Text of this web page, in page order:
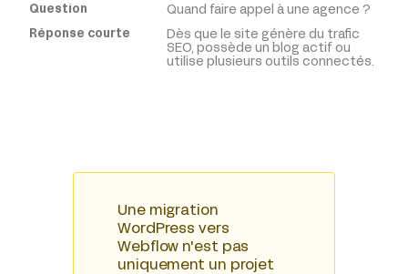
Quand faire appel à une agence ?
Dès que le site génère du trafic
SEO, possède un blog actif ou
utilise plusieurs outils connectés.
Une migration
WordPress vers
Webflow n'est pas
uniquement un projet